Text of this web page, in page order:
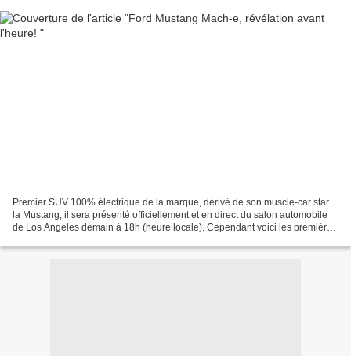
Premier SUV 100% électrique de la marque, dérivé de son muscle-car star
la Mustang, il sera présenté officiellement et en direct du salon automobile
de Los Angeles demain à 18h (heure locale). Cependant voici les premières